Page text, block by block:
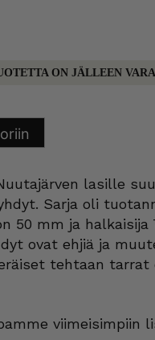
ON JÄLLEEN
lasille
Sarja oli
50 mm ja halkaisija
ovat ehjiä ja
tehtaan tarrat
viimeisimpiin